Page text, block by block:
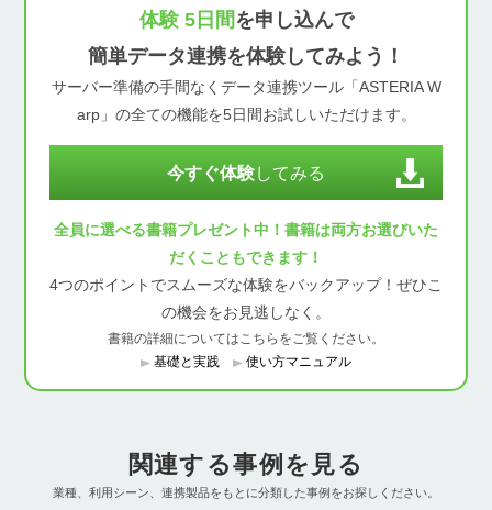
体験 5日間を申し込んで
簡単データ連携を体験してみよう！
サーバー準備の手間なくデータ連携ツール「ASTERIA W
arp」の全ての機能を5日間お試しいただけます。
今すぐ体験してみる
全員に選べる書籍プレゼント中！書籍は両方お選びいた
だくこともできます！
4つのポイントでスムーズな体験をバックアップ！ぜひこ
の機会をお見逃しなく。
書籍の詳細についてはこちらをご覧ください。
基礎と実践
使い方マニュアル
関連する事例を見る
業種、利用シーン、連携製品をもとに分類した事例をお探しください。